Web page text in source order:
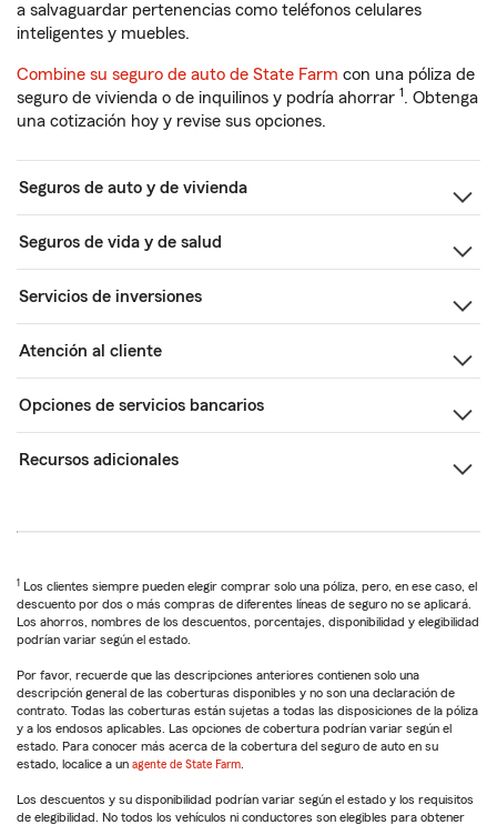
a salvaguardar pertenencias como teléfonos celulares
inteligentes y muebles.
Combine su seguro de auto de State Farm con una póliza de
seguro de vivienda o de inquilinos y podría ahorrar 1. Obtenga
una cotización hoy y revise sus opciones.
Seguros de auto y de vivienda
Seguros de vida y de salud
Servicios de inversiones
Atención al cliente
Opciones de servicios bancarios
Recursos adicionales
1 Los clientes siempre pueden elegir comprar solo una póliza, pero, en ese caso, el
descuento por dos o más compras de diferentes líneas de seguro no se aplicará.
Los ahorros, nombres de los descuentos, porcentajes, disponibilidad y elegibilidad
podrían variar según el estado.
Por favor, recuerde que las descripciones anteriores contienen solo una
descripción general de las coberturas disponibles y no son una declaración de
contrato. Todas las coberturas están sujetas a todas las disposiciones de la póliza
y a los endosos aplicables. Las opciones de cobertura podrían variar según el
estado. Para conocer más acerca de la cobertura del seguro de auto en su
estado, localice a un agente de State Farm
Los descuentos y su disponibilidad podrían variar según el estado y los requisitos
de elegibilidad. No todos los vehículos ni conductores son elegibles para obtener